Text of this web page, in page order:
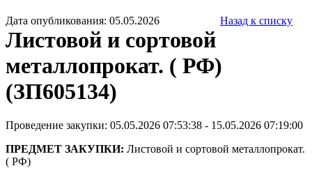
Дата опубликования: 05.05.2026 Назад к списку
Листовой и сортовой
металлопрокат. ( РФ)
(ЗП605134)
Проведение закупки: 05.05.2026 07:53:38 - 15.05.2026 07:19:00
ПРЕДМЕТ ЗАКУПКИ: Листовой и сортовой металлопрокат.
( РФ)